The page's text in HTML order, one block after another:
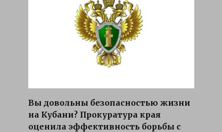
Вы довольны безопасностью жизни
на Кубани? Прокуратура края
оценила эффективность борьбы с